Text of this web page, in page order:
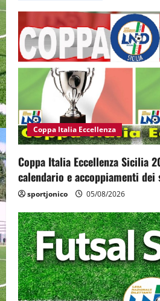
Coppa Italia Eccellenza
Coppa Italia Eccellenza Sicilia
calendario e accoppiamenti dei
sportjonico 05/08/2026